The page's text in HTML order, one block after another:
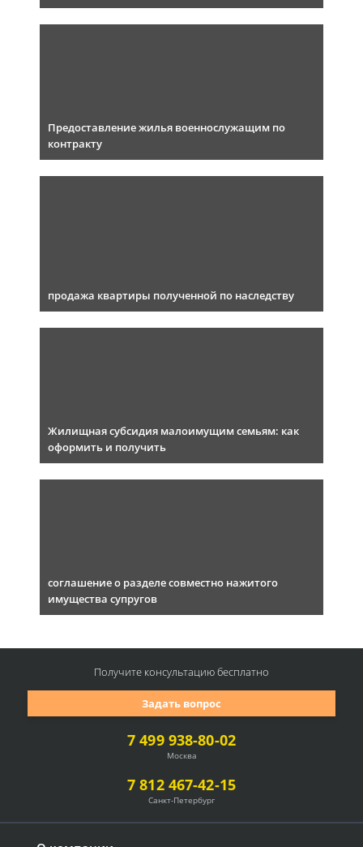
Предоставление жилья военнослужащим по
контракту
продажа квартиры полученной по наследству
Жилищная субсидия малоимущим семьям: как
оформить и получить
соглашение о разделе совместно нажитого
имущества супругов
7 499 938-80-02
Москва
7 812 467-42-15
Санкт-Петербург
Задать вопрос
Получите консультациюбесплатно